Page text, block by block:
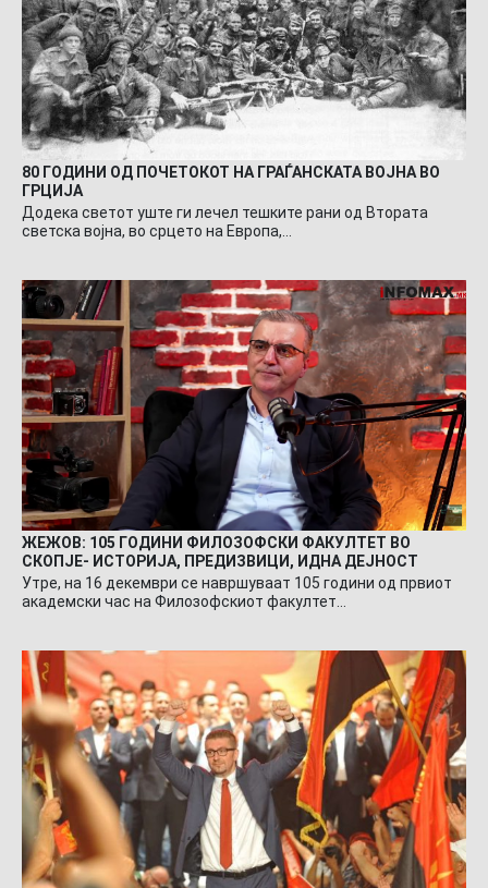
80 ГОДИНИ ОД ПОЧЕТОКОТ НА ГРАЃАНСКАТА ВОЈНА ВО
ГРЦИЈА
Додека светот уште ги лечел тешките рани од Втората
светска војна, во срцето на Европа,…
ЖЕЖОВ: 105 ГОДИНИ ФИЛОЗОФСКИ ФАКУЛТЕТ ВО
СКОПЈЕ- ИСТОРИЈА, ПРЕДИЗВИЦИ, ИДНА ДЕЈНОСТ
Утре, на 16 декември се навршуваат 105 години од првиот
академски час на Филозофскиот факултет…